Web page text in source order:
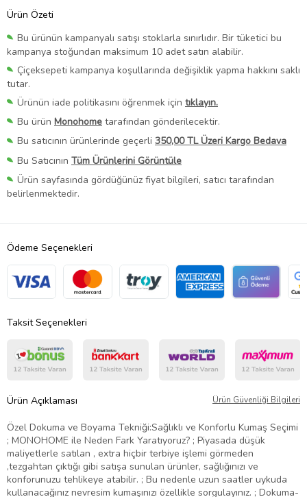
Ürün Özeti
Bu ürünün kampanyalı satışı stoklarla sınırlıdır. Bir tüketici bu
kampanya stoğundan maksimum 10 adet satın alabilir.
Çiçeksepeti kampanya koşullarında değişiklik yapma hakkını saklı
tutar.
Ürünün iade politikasını öğrenmek için tıklayın.
Bu ürün Monohome tarafından gönderilecektir.
Bu satıcının ürünlerinde geçerli 350,00 TL Üzeri Kargo Bedava
Bu Satıcının Tüm Ürünlerini Görüntüle
Ürün sayfasında gördüğünüz fiyat bilgileri, satıcı tarafından
belirlenmektedir.
Ödeme Seçenekleri
Taksit Seçenekleri
Ürün Açıklaması Ürün Güvenliği Bilgileri
Özel Dokuma ve Boyama Tekniği:Sağlıklı ve Konforlu Kumaş Seçimi
; MONOHOME ile Neden Fark Yaratıyoruz? ; Piyasada düşük
maliyetlerle satılan , extra hiçbir terbiye işlemi görmeden
,tezgahtan çıktığı gibi satışa sunulan ürünler, sağlığınızı ve
konforunuzu tehlikeye atabilir. ; Bu nedenle uzun saatler uykuda
kullanacağınız nevresim kumaşınızı özellikle sorgulayınız. ; Dokuma-